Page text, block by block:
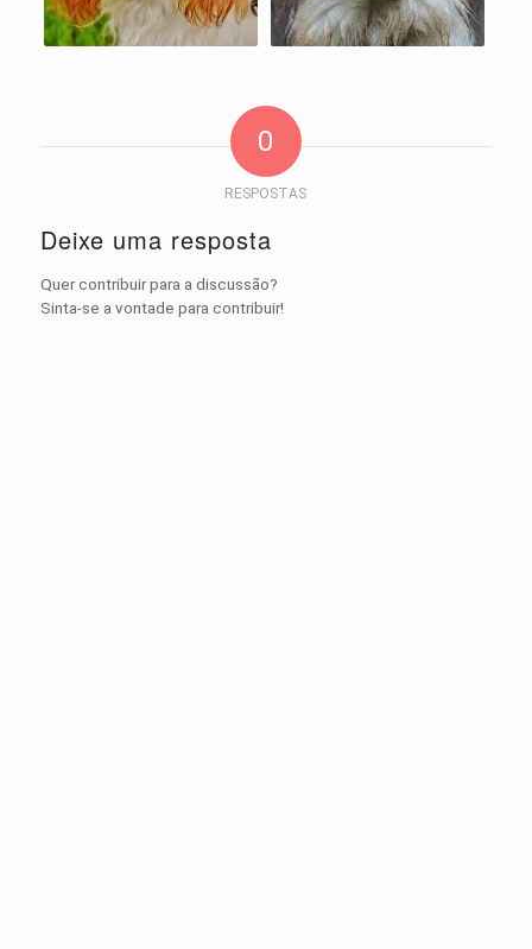
0
RESPOSTAS
Deixe uma resposta
Quer contribuir para a discussão?
Sinta-se a vontade para contribuir!